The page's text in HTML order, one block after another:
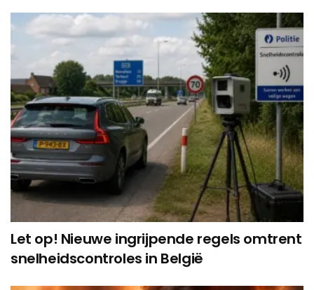
Let op! Nieuwe ingrijpende regels omtrent
snelheidscontroles in België